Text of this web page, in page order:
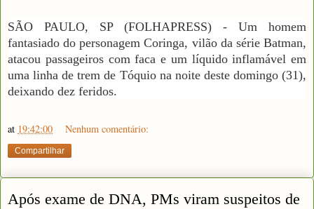
SÃO PAULO, SP (FOLHAPRESS) - Um homem
fantasiado do personagem Coringa, vilão da série Batman,
atacou passageiros com faca e um líquido inflamável em
uma linha de trem de Tóquio na noite deste domingo (31),
deixando dez feridos.
at 19:42:00 Nenhum comentário:
Compartilhar
Após exame de DNA, PMs viram suspeitos de